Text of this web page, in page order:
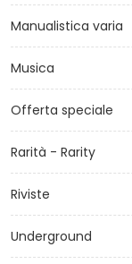
Manualistica varia
Musica
Offerta speciale
Rarità - Rarity
Riviste
Underground